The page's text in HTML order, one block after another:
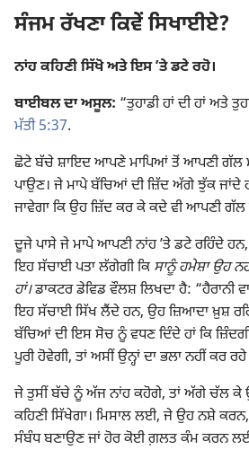
ਸੰਜਮ ਰੱਖਣਾ ਕਿਵੇਂ ਸਿਖਾਈਏ?
ਨਾਂਹ ਕਹਿਣੀ ਸਿੱਖੋ ਅਤੇ ਇਸ ʼਤੇ ਡਟੇ ਰਹੋ।
ਬਾਈਬਲ ਦਾ ਅਸੂਲ: “ਤੁਹਾਡੀ ਹਾਂ ਦੀ ਹਾਂ ਅਤੇ
ਮੱਤੀ 5:37.
ਛੋਟੇ ਬੱਚੇ ਸ਼ਾਇਦ ਆਪਣੇ ਮਾਪਿਆਂ ਤੋਂ ਆਪਣੀ ਗੱਲ
ਪਾਉਣ। ਜੇ ਮਾਪੇ ਬੱਚਿਆਂ ਦੀ ਜ਼ਿੱਦ ਅੱਗੇ ਝੁੱਕ
ਜਾਵੇਗਾ ਕਿ ਉਹ ਜ਼ਿੱਦ ਕਰ ਕੇ ਕਦੇ ਵੀ ਆਪਣੀ
ਦੂਜੇ ਪਾਸੇ ਜੇ ਮਾਪੇ ਆਪਣੀ ਨਾਂਹ ʼਤੇ ਡਟੇ ਰਹਿੰਦੇ
ਇਹ ਸੱਚਾਈ ਪਤਾ ਲੱਗੇਗੀ ਕਿ ਸਾਨੂੰ ਹਮੇਸ਼ਾ ਉਹ
ਹਾਂ।ਡਾਕਟਰ ਡੇਵਿਡ ਵੌਲਸ਼ ਲਿਖਦਾ ਹੈ: “ਹੈਰਾਨੀ
ਇਹ ਸੱਚਾਈ ਸਿੱਖ ਲੈਂਦੇ ਹਨ, ਉਹ ਜ਼ਿਆਦਾ ਖ਼ੁਸ਼
ਬੱਚਿਆਂ ਦੀ ਇਸ ਸੋਚ ਨੂੰ ਵਧਣ ਦਿੰਦੇ ਹਾਂ ਕਿ
ਪੂਰੀ ਹੋਵੇਗੀ, ਤਾਂ ਅਸੀਂ ਉਨ੍ਹਾਂ ਦਾ ਭਲਾ ਨਹੀਂ ਕਰ
ਜੇ ਤੁਸੀਂ ਬੱਚੇ ਨੂੰ ਅੱਜ ਨਾਂਹ ਕਹੋਗੇ, ਤਾਂ ਅੱਗੇ ਚੱਲ ਕੇ
ਕਹਿਣੀ ਸਿੱਖੇਗਾ। ਮਿਸਾਲ ਲਈ, ਜੇ ਉਹ ਨਸ਼ੇ
ਸੰਬੰਧ ਬਣਾਉਣ ਜਾਂ ਹੋਰ ਕੋਈ ਗ਼ਲਤ ਕੰਮ ਕਰਨ